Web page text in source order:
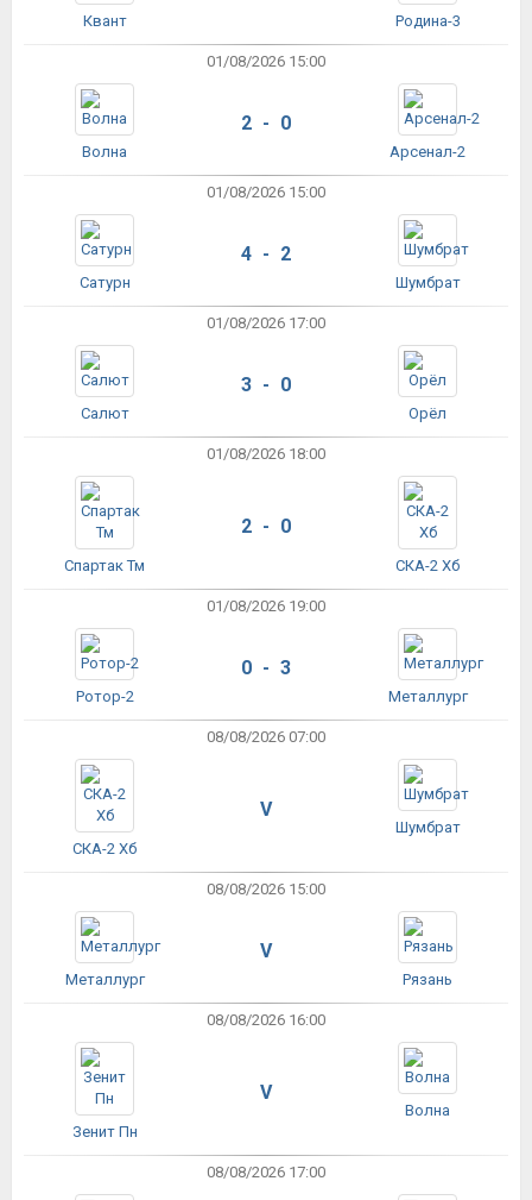
Квант Родина-3
01/08/2026 15:00
Волна
2 - 0
Арсенал-2
01/08/2026 15:00
Сатурн
4 - 2
Шумбрат
01/08/2026 17:00
Салют
3 - 0
Орёл
01/08/2026 18:00
Спартак Тм
2 - 0
СКА-2 Хб
01/08/2026 19:00
Ротор-2
0 - 3
Металлург
08/08/2026 07:00
СКА-2 Хб
V
Шумбрат
08/08/2026 15:00
Металлург
V
Рязань
08/08/2026 16:00
Зенит Пн
V
Волна
08/08/2026 17:00